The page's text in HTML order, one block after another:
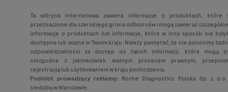
Ta witryna internetowa zawiera informacje o produktach, które
przeznaczone dla szerokiego grona odbiorców i mogą zawierać
informacje o produktach lub informacje, które w inny sposób nie
dostępne lub ważne w Twoim kraju. Należy pamiętać, że nie ponosimy
odpowiedzialności za dostęp do takich informacji, które mogą
niezgodne z jakimkolwiek ważnym procesem prawnym,
rejestracją lub użytkowaniem w kraju pochodzenia.
Podmiot prowadzący reklamę: Roche Diagnostics Polska Sp. z
siedzibą w Warszawie.